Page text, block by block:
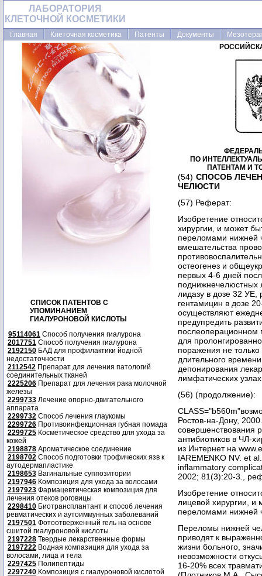
ЛАБОРАТОРИЯ
КЛЕТОЧНОЙ КОСМЕТИКИ
Главная Клеточная косметика Патенты Документы
СПИСОК ПАТЕНТОВ С
УПОМИНАНИЕМ
ГИАЛУРОНОВОЙ КИСЛОТЫ
95114061 Способ получения гиалурона
2017751 Способ получения гиалурона
2192150 БАД для профилактики йодной
недостаточности
2112542 Препарат для лечения патологий
соединительных тканей
2225206 Препарат для лечения рака молочной
железы
2299733 Лечение опорно-двигательного
аппарата
2299732 Способ лечения глаукомы
2299726 Противоинфекционная губная помада
2299725 Косметическое средство для ухода за
кожей
2198878 Ароматическое соединение
2198702 Способ подготовки трофических язв к
аутодермапластике
2198653 Вагинальные суппозитории
2197946 Композиция для ухода за волосами
2197923 Фармацевтическая композиция для
лечения отеков роговицы
2298410 Биотрансплантант и способ лечения
ревматических и аутоиммунных заболеваний
2197501 Фотоотверженный гель на основе
сшитой гиалуроновой кислоты
2197228 Твердые лекарственные формы
2197222 Водная компазиция для ухода за
волосами, лица и тела
2297425 Полипептиды
2297240 Композиция с гиалуроновой кислотой
ПО
ПАТЕНТАМ И
(54) СПОСОБ
ЧЕЛЮСТИ
(57) Реферат:
Изобретение
хирургии, и может
переломами нижней
вмешательства
остеогенез и
первых 4-6 дней
поднижнечелюстных
лидазу в дозе 32 УЕ,
гентамицин в дозе
осуществляют
предупредить
послеоперационном
для
поражения не
длительного
депонирования
лимфатических
(56) (продолжение):
Ростов-на-Дону,
совершенствования
антибиотиков в ЧЛ-
из Интернет на
IAREMENKO NV. et
inflammatory
2002; 81(3):20-3.,
Изобретение
лицевой хирургии, и
переломами нижней
Переломы нижней
приводят к
жизни больного,
невозможности
16-20% всех